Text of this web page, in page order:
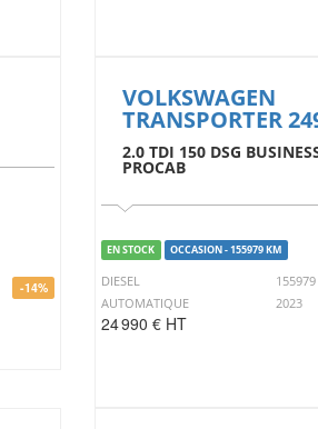
-14%
VOLKSWAGEN
TRANSPORTER
2.0 TDI 150 DSG
PROCAB
EN STOCK OCCASION - 155979 KM
DIESEL
AUTOMATIQUE
2023
24 990 € HT